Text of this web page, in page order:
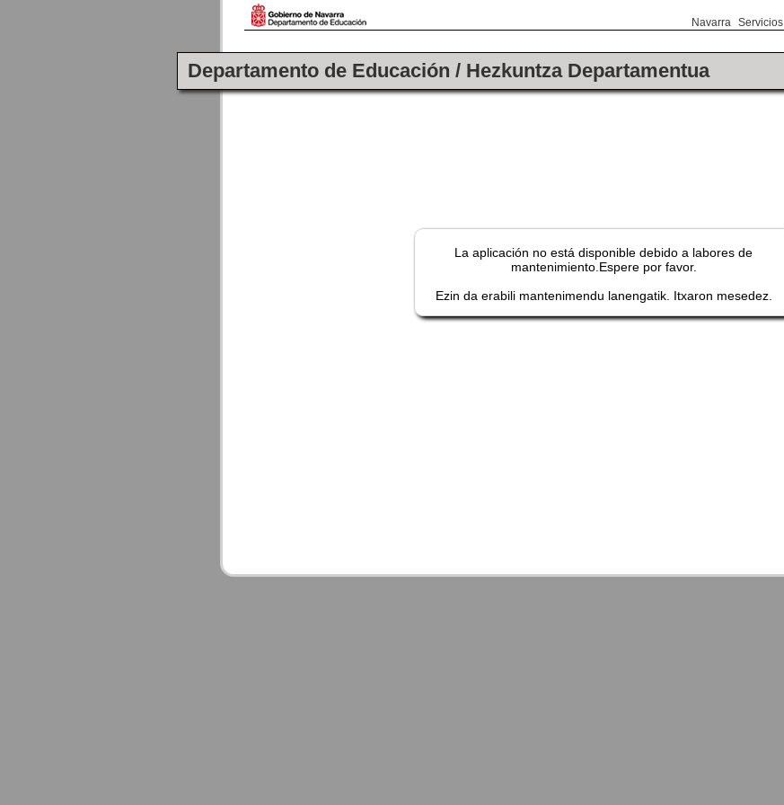
Servicios
Navarra
Departamento de Educación / Hezkuntza Departamentua
La aplicación no está disponible debido a labores de
mantenimiento.Espere por favor.
Ezin da erabili mantenimendu lanengatik. Itxaron mesedez.